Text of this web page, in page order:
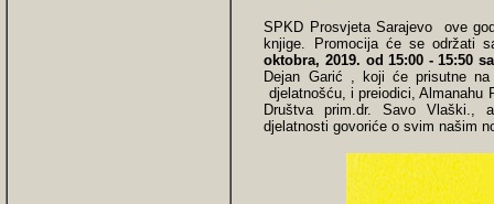
SPKD Prosvjeta Sarajevo ove
knjige. Promocija će se održati
oktobra, 2019. od 15:00 - 15:50
Dejan Garić , koji će prisutne
djelatnošću, i preiodici,
Društva prim.dr. Savo Vlaški.,
djelatnosti govoriće o svim našim